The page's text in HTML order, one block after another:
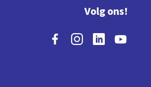
Volg ons!